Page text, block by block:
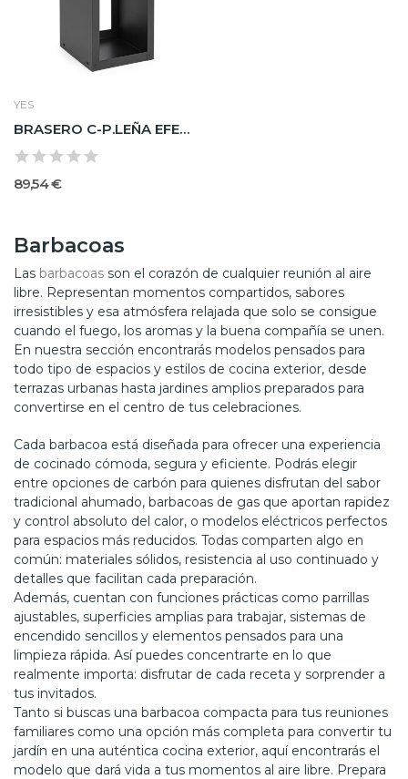
Barbacoas
Las barbacoas son el corazón de cualquier reunión al aire
libre. Representan momentos compartidos, sabores
irresistibles y esa atmósfera relajada que solo se consigue
cuando el fuego, los aromas y la buena compañía se unen.
En nuestra sección encontrarás modelos pensados para
todo tipo de espacios y estilos de cocina exterior, desde
terrazas urbanas hasta jardines amplios preparados para
convertirse en el centro de tus celebraciones.
Cada barbacoa está diseñada para ofrecer una experiencia
de cocinado cómoda, segura y eficiente. Podrás elegir
entre opciones de carbón para quienes disfrutan del sabor
tradicional ahumado, barbacoas de gas que aportan rapidez
y control absoluto del calor, o modelos eléctricos perfectos
para espacios más reducidos. Todas comparten algo en
común: materiales sólidos, resistencia al uso continuado y
detalles que facilitan cada preparación.
Además, cuentan con funciones prácticas como parrillas
ajustables, superficies amplias para trabajar, sistemas de
encendido sencillos y elementos pensados para una
limpieza rápida. Así puedes concentrarte en lo que
realmente importa: disfrutar de cada receta y sorprender a
tus invitados.
Tanto si buscas una barbacoa compacta para tus reuniones
familiares como una opción más completa para convertir tu
jardín en una auténtica cocina exterior, aquí encontrarás el
modelo que dará vida a tus momentos al aire libre. Prepara
YES
BRASERO C-P.LEÑA EFESTO 38X38
89,54 €